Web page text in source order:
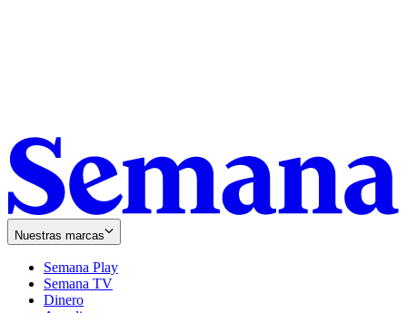
Nuestras marcas
Semana Play
Semana TV
Dinero